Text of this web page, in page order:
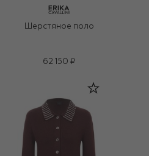
Шерстяное поло
62 150 ₽